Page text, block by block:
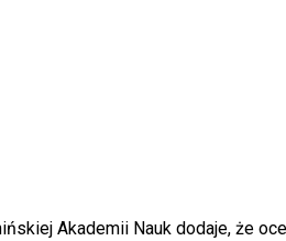
Akademii Nauk dodaje, że